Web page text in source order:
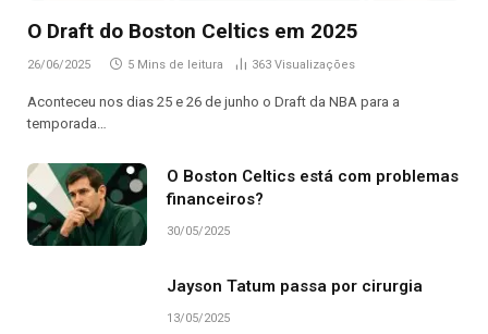
O Draft do Boston Celtics em 2025
26/06/2025 5 Mins de leitura 363 Visualizações
Aconteceu nos dias 25 e 26 de junho o Draft da NBA para a
temporada…
O Boston Celtics está com problemas
financeiros?
30/05/2025
Jayson Tatum passa por cirurgia
13/05/2025